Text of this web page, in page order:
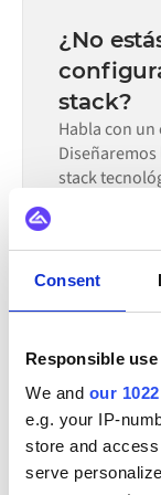
Consent
Responsible
We and our
e.g. your IP-
store and
serve
cumplir con los
del mapeo de
proceso de
hay conectores
lo que reduce
configuración.
¿No
stack?
Habla con
stack
TAMBIÉN SE
Virto
Unikum